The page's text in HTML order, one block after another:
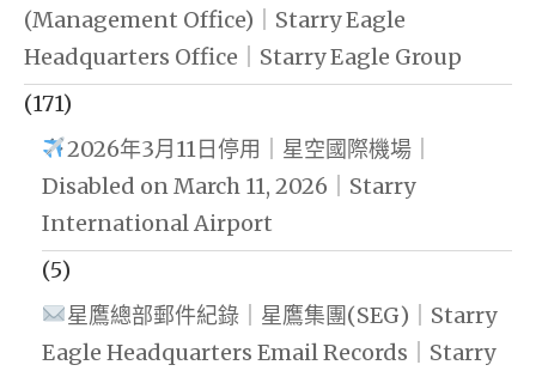
(Management Office)｜Starry Eagle
Headquarters Office｜Starry Eagle Group
(171)
2026年3月11日停用｜星空國際機場｜
Disabled on March 11, 2026｜Starry
International Airport
(5)
星鷹總部郵件紀錄｜星鷹集團(SEG)｜Starry
Eagle Headquarters Email Records｜Starry